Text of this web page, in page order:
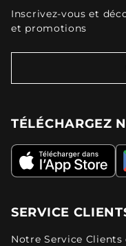
Inscrivez-vous et
et promotions
TÉLÉCHARGEZ
SERVICE
Notre Service